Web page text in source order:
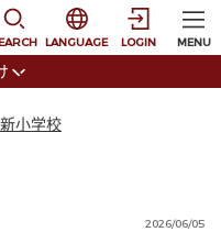
選択すると言語の切
LANGUAGE LOGIN MENU
小学校
2026/06/05